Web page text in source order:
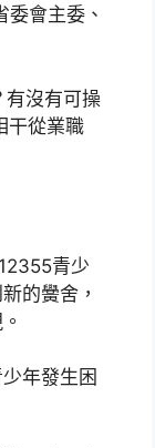
會主委、
有沒有可操
干從業職
青少
的黌舍，
年發生困